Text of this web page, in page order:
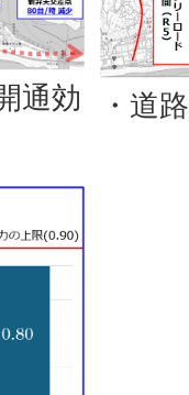
通効
・道